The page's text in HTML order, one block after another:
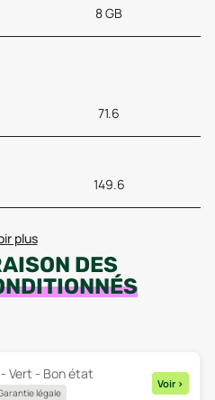
8 GB
71.6
149.6
plus
DES
Vert - Bon état
légale
Voir >